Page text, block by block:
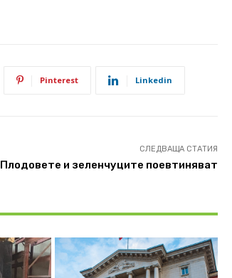
Pinterest Linkedin
СЛЕДВАЩА СТАТИЯ
Плодовете и зеленчуците поевтиняват